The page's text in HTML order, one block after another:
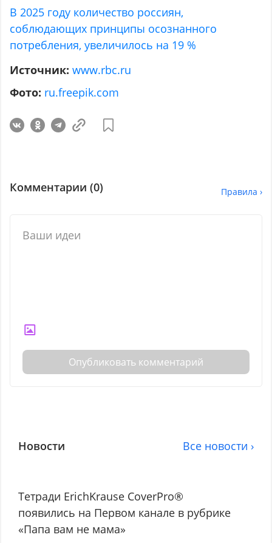
В 2025 году количество россиян,
соблюдающих принципы осознанного
потребления, увеличилось на 19 %
Источник: www.rbc.ru
Фото: ru.freepik.com
Комментарии (0) Правила ›
Опубликовать комментарий
Новости Все новости ›
Тетради ErichKrause CoverPro®
появились на Первом канале в рубрике
«Папа вам не мама»